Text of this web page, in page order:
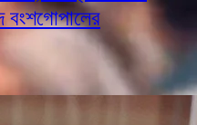
বংশগোপালের